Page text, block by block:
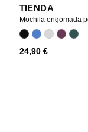
TIENDA
Mochila engomada
24,90 €